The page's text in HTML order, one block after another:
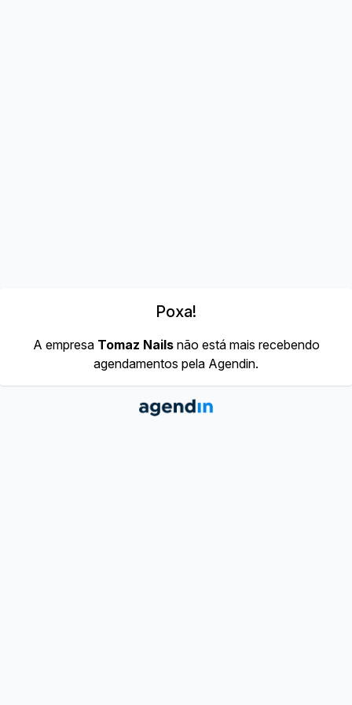
Poxa!
A empresa Tomaz Nailsnão está mais recebendo
agendamentos pela Agendin.